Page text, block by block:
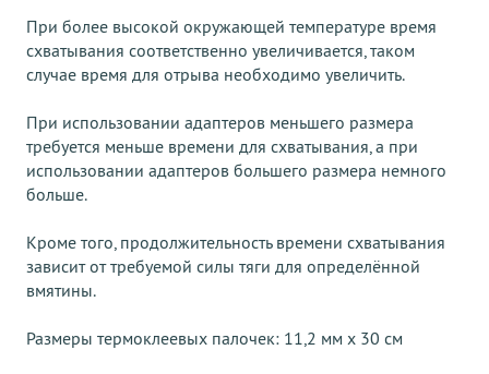
При более высокой окружающей температуре время
схватывания соответственно увеличивается, таком
случае время для отрыва необходимо увеличить.
При использовании адаптеров меньшего размера
требуется меньше времени для схватывания, а при
использовании адаптеров большего размера немного
больше.
Кроме того, продолжительность времени схватывания
зависит от требуемой силы тяги для определённой
вмятины.
Размеры термоклеевых палочек: 11,2 мм x 30 см